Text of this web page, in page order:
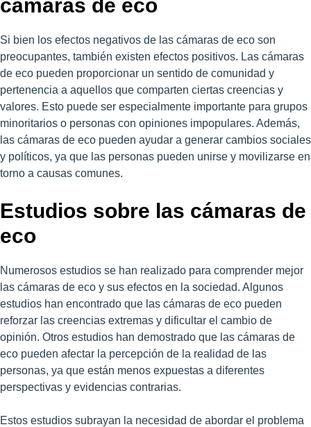
cámaras de eco
Si bien los efectos negativos de las cámaras de eco son
preocupantes, también existen efectos positivos. Las cámaras
de eco pueden proporcionar un sentido de comunidad y
pertenencia a aquellos que comparten ciertas creencias y
valores. Esto puede ser especialmente importante para grupos
minoritarios o personas con opiniones impopulares. Además,
las cámaras de eco pueden ayudar a generar cambios sociales
y políticos, ya que las personas pueden unirse y movilizarse en
torno a causas comunes.
Estudios sobre las cámaras de
eco
Numerosos estudios se han realizado para comprender mejor
las cámaras de eco y sus efectos en la sociedad. Algunos
estudios han encontrado que las cámaras de eco pueden
reforzar las creencias extremas y dificultar el cambio de
opinión. Otros estudios han demostrado que las cámaras de
eco pueden afectar la percepción de la realidad de las
personas, ya que están menos expuestas a diferentes
perspectivas y evidencias contrarias.
Estos estudios subrayan la necesidad de abordar el problema